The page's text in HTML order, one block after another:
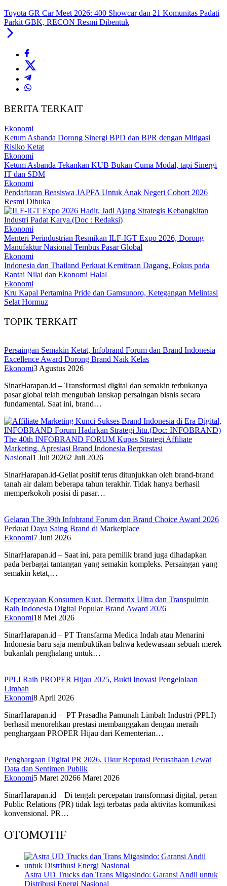
Toyota GR Car Meet 2026: 400 Showcar dan 21 Komunitas Padati
Parkit GBK, RECON Resmi Dibentuk
BERITA TERKAIT
Ekonomi
Ketum Asbanda Dorong Sinergi BPD dan BPR dengan Mitigasi
Risiko Ketat
Ekonomi
Ketum Asbanda Tekankan KUB Bukan Cuma Modal, tapi Sinergi
IT dan SDM
Ekonomi
Pendaftaran Beasiswa JAPFA Untuk Anak Negeri Cohort 2026
Resmi Dibuka
Ekonomi
Menteri Perindustrian Resmikan ILF-IGT Expo 2026, Dorong
Manufaktur Nasional Tembus Pasar Global
Ekonomi
Indonesia dan Thailand Perkuat Kemitraan Dagang, Fokus pada
Rantai Nilai dan Ekonomi Halal
Ekonomi
Kru Kapal Pertamina Pride dan Gamsunoro, Ketegangan Melintasi
Selat Hormuz
TOPIK TERKAIT
Persaingan Semakin Ketat, Infobrand Forum dan Brand Indonesia
Excellence Award Dorong Brand Naik Kelas
Ekonomi3 Agustus 2026
SinarHarapan.id – Transformasi digital dan semakin terbukanya
pasar global telah mengubah lanskap persaingan bisnis secara
fundamental. Saat ini, brand…
The 40th INFOBRAND FORUM Kupas Strategi Affiliate
Marketing, Apresiasi Brand Indonesia Berprestasi
Nasional1 Juli 20262 Juli 2026
SinarHarapan.id-Geliat positif terus ditunjukkan oleh brand-brand
tanah air dalam beberapa tahun terakhir. Tidak hanya berhasil
memperkokoh posisi di pasar…
Gelaran The 39th Infobrand Forum dan Brand Choice Award 2026
Perkuat Daya Saing Brand di Marketplace
Ekonomi7 Juni 2026
SinarHarapan.id – Saat ini, para pemilik brand juga dihadapkan
pada berbagai tantangan yang semakin kompleks. Persaingan yang
semakin ketat,…
Kepercayaan Konsumen Kuat, Dermatix Ultra dan Transpulmin
Raih Indonesia Digital Popular Brand Award 2026
Ekonomi18 Mei 2026
SinarHarapan.id – PT Transfarma Medica Indah atau Menarini
Indonesia baru saja membuktikan bahwa kedewasaan sebuah merek
bukanlah penghalang untuk…
PPLI Raih PROPER Hijau 2025, Bukti Inovasi Pengelolaan
Limbah
Ekonomi8 April 2026
SinarHarapan.id – PT Prasadha Pamunah Limbah Industri (PPLI)
berhasil menorehkan prestasi membanggakan dengan meraih
penghargaan PROPER Hijau dari Kementerian…
Penghargaan Digital PR 2026, Ukur Reputasi Perusahaan Lewat
Data dan Sentimen Publik
Ekonomi5 Maret 20266 Maret 2026
SinarHarapan.id – Di tengah percepatan transformasi digital, peran
Public Relations (PR) tidak lagi terbatas pada aktivitas komunikasi
konvensional. PR…
OTOMOTIF
Astra UD Trucks dan Trans Migasindo: Garansi Andil untuk
Distribusi Energi Nasional